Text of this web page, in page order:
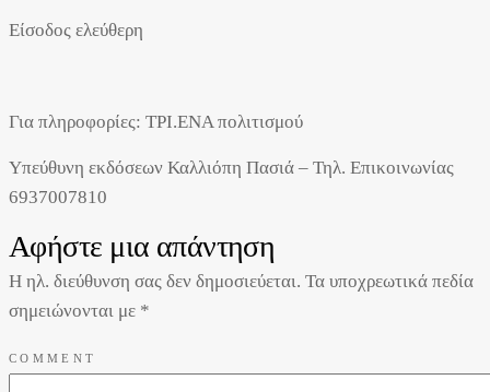
Είσοδος ελεύθερη
Για πληροφορίες: ΤΡΙ.ΕΝΑ πολιτισμού
Υπεύθυνη εκδόσεων Καλλιόπη Πασιά – Τηλ. Επικοινωνίας
6937007810
Αφήστε μια απάντηση
Η ηλ. διεύθυνση σας δεν δημοσιεύεται. Τα υποχρεωτικά πεδία
σημειώνονται με *
COMMENT